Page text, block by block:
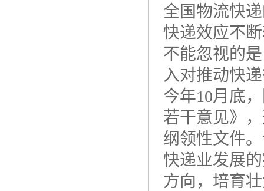
全国物流快
快递效应不
不能忽视的
入对推动快
今年10月底
若干意见》
纲领性文件
快递业发展
方向，培育